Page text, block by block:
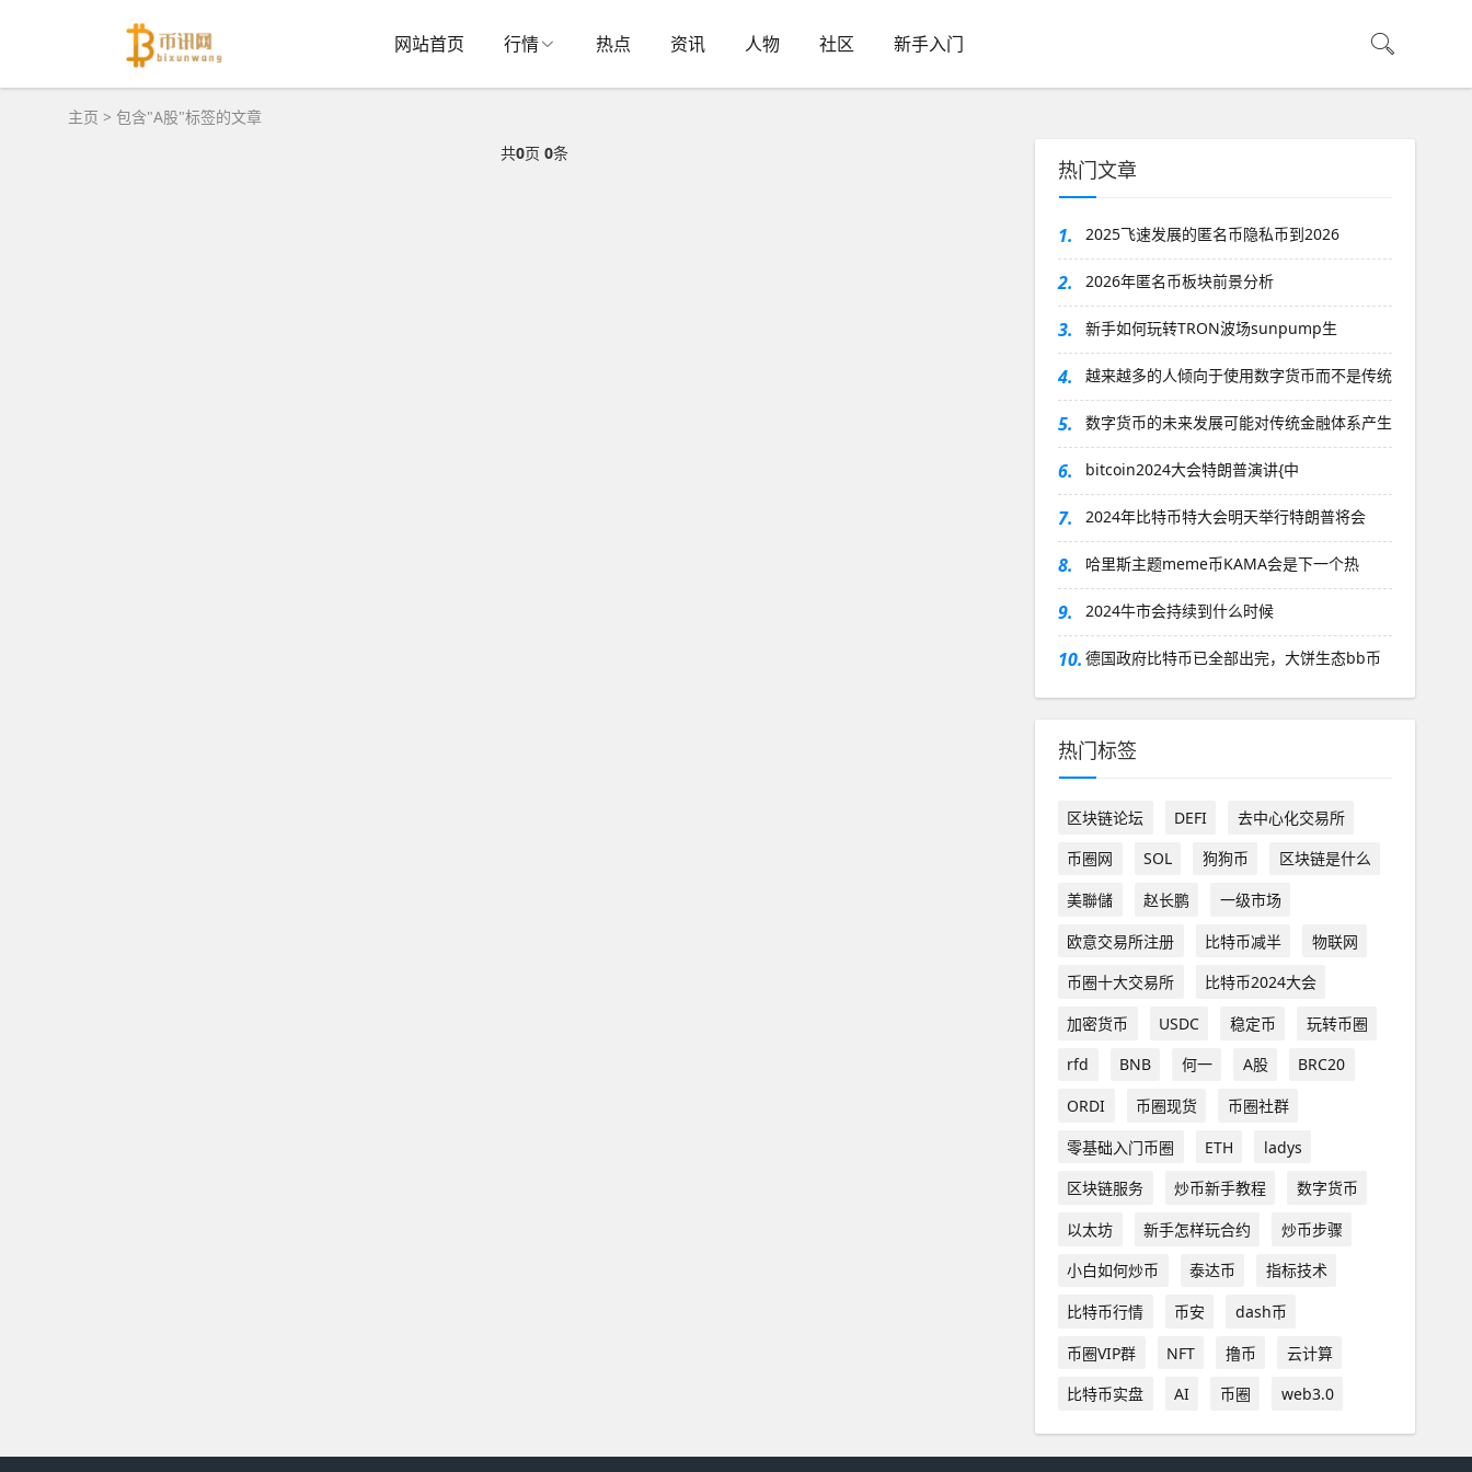
网站首页 行情 热点 资讯 人物 社区 新手入门
主页 > 包含"A股"标签的文章
共0页0条
热门文章
1. 2025飞速发展的匿名币隐私币到2026
2. 2026年匿名币板块前景分析
3. 新手如何玩转TRON波场sunpump生
4. 越来越多的人倾向于使用数字货币而不是传统
5. 数字货币的未来发展可能对传统金融体系产生
6. bitcoin2024大会特朗普演讲{中
7. 2024年比特币特大会明天举行特朗普将会
8. 哈里斯主题meme币KAMA会是下一个热
9. 2024牛市会持续到什么时候
10. 德国政府比特币已全部出完，大饼生态bb币
热门标签
区块链论坛 DEFI
去中心化交易所
币圈网
SOL 狗狗币
区块链是什么
美聯儲
赵长鹏
一级市场
欧意交易所注册
比特币减半
物联网
币圈十大交易所
比特币2024大会
加密货币
USDC 稳定币
玩转币圈
rfd
BNB 何一 A股
BRC20
ORDI
币圈现货
币圈社群
零基础入门币圈
ETH
ladys
区块链服务
炒币新手教程
数字货币
以太坊
新手怎样玩合约
炒币步骤
小白如何炒币
泰达币
指标技术
比特币行情
币安
dash币
币圈VIP群
NFT 撸币
云计算
比特币实盘
AI 币圈 web3.0